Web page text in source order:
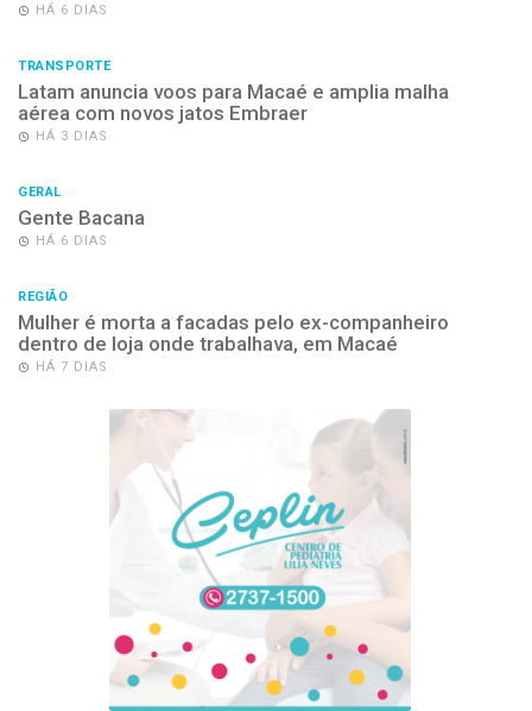
HÁ 6 DIAS
TRANSPORTE
Latam anuncia voos para Macaé e amplia malha
aérea com novos jatos Embraer
HÁ 3 DIAS
GERAL
Gente Bacana
HÁ 6 DIAS
REGIÃO
Mulher é morta a facadas pelo ex-companheiro
dentro de loja onde trabalhava, em Macaé
HÁ 7 DIAS